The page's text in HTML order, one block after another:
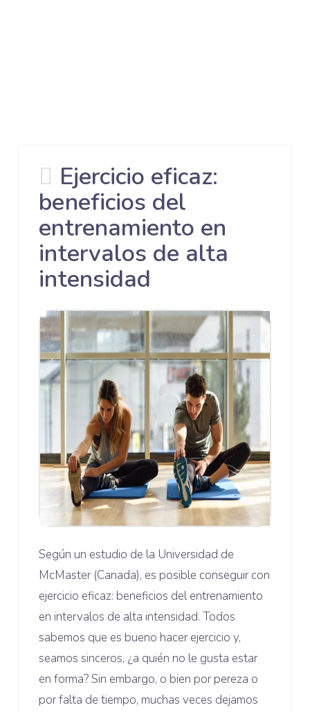
Ejercicio eficaz:
beneficios del
entrenamiento en
intervalos de alta
intensidad
Según un estudio de la Universidad de
McMaster (Canada), es posible conseguir con
ejercicio eficaz: beneficios del entrenamiento
en intervalos de alta intensidad. Todos
sabemos que es bueno hacer ejercicio y,
seamos sinceros, ¿a quién no le gusta estar
en forma? Sin embargo, o bien por pereza o
por falta de tiempo, muchas veces dejamos